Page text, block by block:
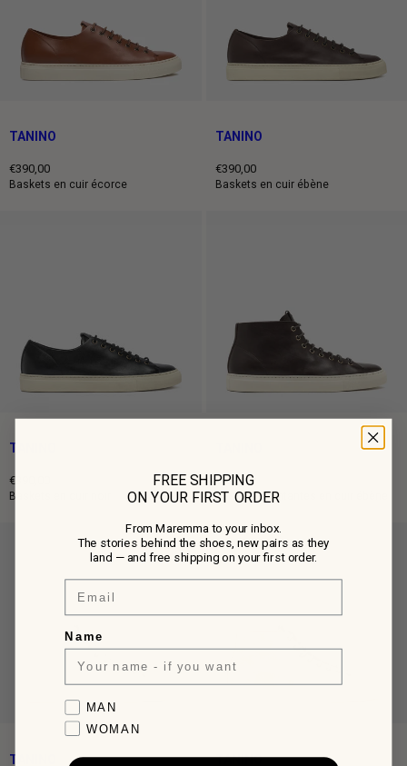
TANINO
€390,00
Prix
Baskets en cuir écorce
TANINO
€390,00
Prix
Baskets en cuir ébène
TANINO
€390,00
Prix
Baskets en cuir noir
€420,00
Prix
Baskets montantes en cuir ébène
TANINO TANINO
FREE SHIPPING
ON YOUR FIRST ORDER
From Maremma to your inbox.
The stories behind the shoes, new pairs as they
land — and free shipping on your first order.
Email
Name
Favorite collection
MAN
WOMAN